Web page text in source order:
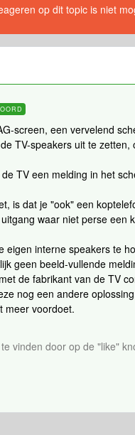
op dit topic is niet
screen, een vervelend
TV-speakers uit te
TV een melding in het
is dat je "ook" een
waar niet perse een
eigen interne speakers te
geen beeld-vullende
de fabrikant van de TV
nog een andere
meer voordoet.
vinden door op de "like"